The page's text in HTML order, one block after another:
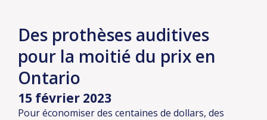
Des prothèses auditives
pour la moitié du prix en
Ontario
15 février 2023
Pour économiser des centaines de dollars, des